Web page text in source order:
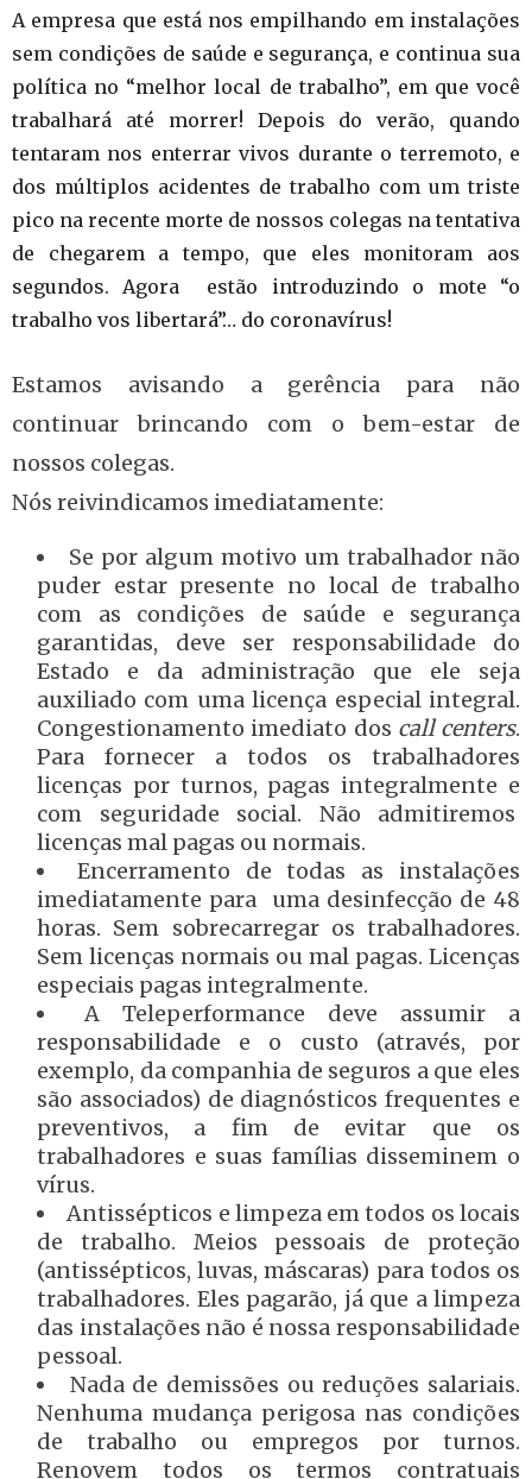
A empresa que está nos empilhando em instalações
sem condições de saúde e segurança, e continua sua
política no “melhor local de trabalho”, em que você
trabalhará até morrer! Depois do verão, quando
tentaram nos enterrar vivos durante o terremoto, e
dos múltiplos acidentes de trabalho com um triste
pico na recente morte de nossos colegas na tentativa
de chegarem a tempo, que eles monitoram aos
segundos. Agora estão introduzindo o mote “o
trabalho vos libertará”… do coronavírus!
Estamos avisando a gerência para não
continuar brincando com o bem-estar de
nossos colegas.
Nós reivindicamos imediatamente:
Se por algum motivo um trabalhador não
puder estar presente no local de trabalho
com as condições de saúde e segurança
garantidas, deve ser responsabilidade do
Estado e da administração que ele seja
auxiliado com uma licença especial integral.
Congestionamento imediato dos call centers.
Para fornecer a todos os trabalhadores
licenças por turnos, pagas integralmente e
com seguridade social. Não admitiremos
licenças mal pagas ou normais.
Encerramento de todas as instalações
imediatamente para uma desinfecção de 48
horas. Sem sobrecarregar os trabalhadores.
Sem licenças normais ou mal pagas. Licenças
especiais pagas integralmente.
A Teleperformance deve assumir a
responsabilidade e o custo (através, por
exemplo, da companhia de seguros a que eles
são associados) de diagnósticos frequentes e
preventivos, a fim de evitar que os
trabalhadores e suas famílias disseminem o
vírus.
Antissépticos e limpeza em todos os locais
de trabalho. Meios pessoais de proteção
(antissépticos, luvas, máscaras) para todos os
trabalhadores. Eles pagarão, já que a limpeza
das instalações não é nossa responsabilidade
pessoal.
Nada de demissões ou reduções salariais.
Nenhuma mudança perigosa nas condições
de trabalho ou empregos por turnos.
Renovem todos os termos contratuais